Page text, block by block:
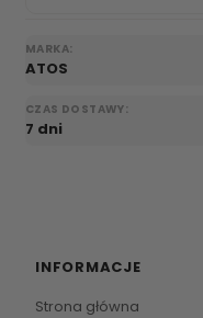
MARKA:
ATOS
CZAS DOSTAWY:
7 dni
INFORMACJE
Strona główna